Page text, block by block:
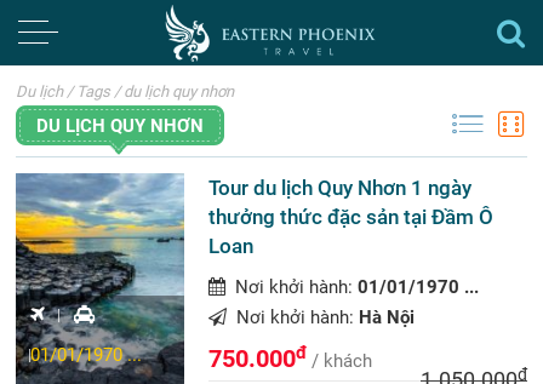
Du lịch / Tags / du lịch quy nhơn
DU LỊCH QUY NHƠN
01/01/1970 ...
Tour du lịch Quy Nhơn 1 ngày
thưởng thức đặc sản tại Đầm Ô
Loan
Nơi khởi hành:01/01/1970 ...
Nơi khởi hành: Hà Nội
750.000đ / khách
đ